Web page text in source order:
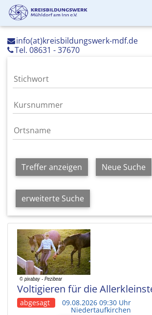
info(at)kreisbildungswerk-mdf.de
Tel. 08631 - 37670
Treffer anzeigen Neue Suche
erweiterte Suche
Voltigieren für die
abgesagt 09.08.2026 09:30 Uhr
Niedertaufkirchen